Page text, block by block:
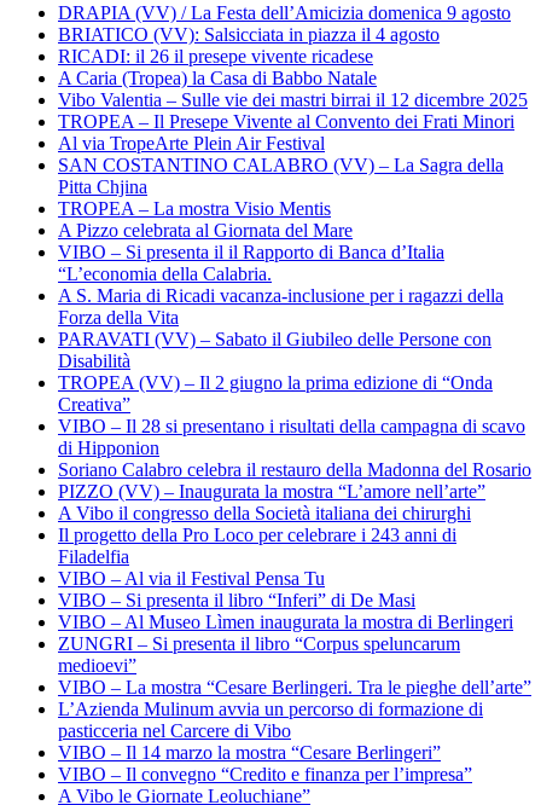
DRAPIA (VV) / La Festa dell’Amicizia domenica 9 agosto
BRIATICO (VV): Salsicciata in piazza il 4 agosto
RICADI: il 26 il presepe vivente ricadese
A Caria (Tropea) la Casa di Babbo Natale
Vibo Valentia – Sulle vie dei mastri birrai il 12 dicembre 2025
TROPEA – Il Presepe Vivente al Convento dei Frati Minori
Al via TropeArte Plein Air Festival
SAN COSTANTINO CALABRO (VV) – La Sagra della
Pitta Chjina
TROPEA – La mostra Visio Mentis
A Pizzo celebrata al Giornata del Mare
VIBO – Si presenta il il Rapporto di Banca d’Italia
“L’economia della Calabria.
A S. Maria di Ricadi vacanza-inclusione per i ragazzi della
Forza della Vita
PARAVATI (VV) – Sabato il Giubileo delle Persone con
Disabilità
TROPEA (VV) – Il 2 giugno la prima edizione di “Onda
Creativa”
VIBO – Il 28 si presentano i risultati della campagna di scavo
di Hipponion
Soriano Calabro celebra il restauro della Madonna del Rosario
PIZZO (VV) – Inaugurata la mostra “L’amore nell’arte”
A Vibo il congresso della Società italiana dei chirurghi
Il progetto della Pro Loco per celebrare i 243 anni di
Filadelfia
VIBO – Al via il Festival Pensa Tu
VIBO – Si presenta il libro “Inferi” di De Masi
VIBO – Al Museo Lìmen inaugurata la mostra di Berlingeri
ZUNGRI – Si presenta il libro “Corpus speluncarum
medioevi”
VIBO – La mostra “Cesare Berlingeri. Tra le pieghe dell’arte”
L’Azienda Mulinum avvia un percorso di formazione di
pasticceria nel Carcere di Vibo
VIBO – Il 14 marzo la mostra “Cesare Berlingeri”
VIBO – Il convegno “Credito e finanza per l’impresa”
A Vibo le Giornate Leoluchiane”